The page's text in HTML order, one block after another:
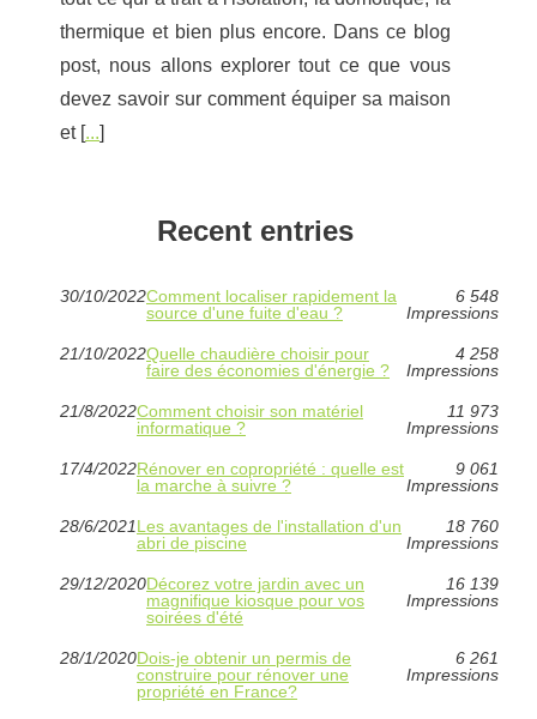
thermique et bien plus encore. Dans ce blog
post, nous allons explorer tout ce que vous
devez savoir sur comment équiper sa maison
et [...]
Recent entries
30/10/2022Comment localiser rapidement la
source d'une fuite d'eau ?
6 548
Impressions
21/10/2022Quelle chaudière choisir pour
faire des économies d'énergie ?
4 258
Impressions
21/8/2022Comment choisir son matériel
informatique ?
11 973
Impressions
17/4/2022Rénover en copropriété : quelle est
la marche à suivre ?
9 061
Impressions
28/6/2021Les avantages de l'installation d'un
abri de piscine
18 760
Impressions
29/12/2020Décorez votre jardin avec un
magnifique kiosque pour vos
soirées d'été
16 139
Impressions
28/1/2020Dois-je obtenir un permis de
construire pour rénover une
propriété en France?
6 261
Impressions